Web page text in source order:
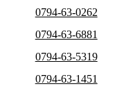
0794-63-0262
0794-63-6881
0794-63-5319
0794-63-1451